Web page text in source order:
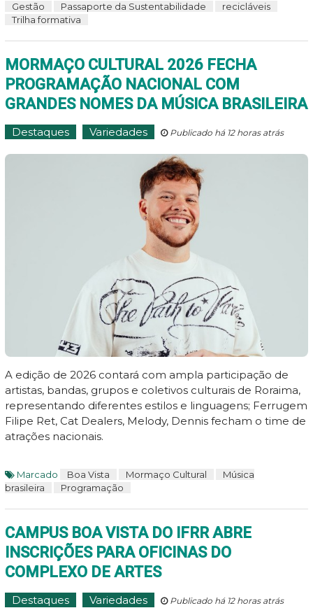
Gestão
Passaporte da Sustentabilidade
recicláveis
Trilha formativa
MORMAÇO CULTURAL 2026 FECHA
PROGRAMAÇÃO NACIONAL COM
GRANDES NOMES DA MÚSICA BRASILEIRA
Destaques Variedades Publicado há 12 horas atrás
A edição de 2026 contará com ampla participação de
artistas, bandas, grupos e coletivos culturais de Roraima,
representando diferentes estilos e linguagens; Ferrugem
Filipe Ret, Cat Dealers, Melody, Dennis fecham o time de
atrações nacionais.
Marcado Boa Vista Mormaço Cultural
Música
brasileira
Programação
CAMPUS BOA VISTA DO IFRR ABRE
INSCRIÇÕES PARA OFICINAS DO
COMPLEXO DE ARTES
Destaques Variedades Publicado há 12 horas atrás